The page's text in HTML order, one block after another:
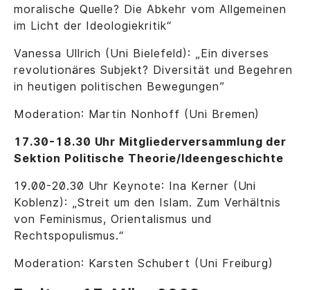
moralische Quelle? Die Abkehr vom Allgemeinen
im Licht der Ideologiekritik“
Vanessa Ullrich (Uni Bielefeld): „Ein diverses
revolutionäres Subjekt? Diversität und Begehren
in heutigen politischen Bewegungen”
Moderation: Martin Nonhoff (Uni Bremen)
17.30-18.30 Uhr Mitgliederversammlung der
Sektion Politische Theorie/Ideengeschichte
19.00-20.30 Uhr Keynote: Ina Kerner (Uni
Koblenz): „Streit um den Islam. Zum Verhältnis
von Feminismus, Orientalismus und
Rechtspopulismus.“
Moderation: Karsten Schubert (Uni Freiburg)